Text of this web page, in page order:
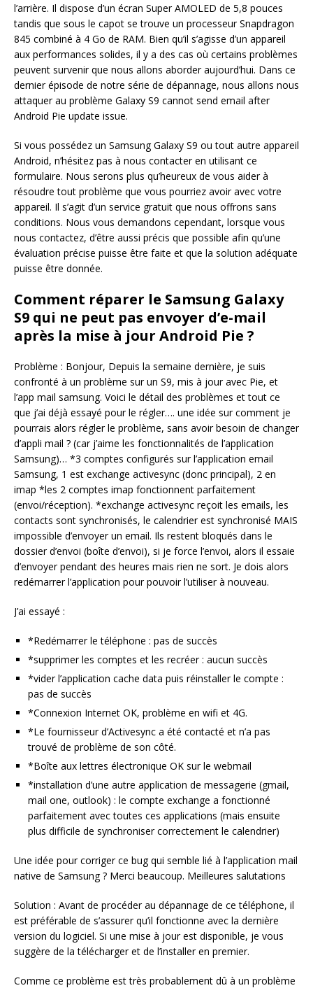
l’arrière. Il dispose d’un écran Super AMOLED de 5,8 pouces
tandis que sous le capot se trouve un processeur Snapdragon
845 combiné à 4 Go de RAM. Bien qu’il s’agisse d’un appareil
aux performances solides, il y a des cas où certains problèmes
peuvent survenir que nous allons aborder aujourd’hui. Dans ce
dernier épisode de notre série de dépannage, nous allons nous
attaquer au problème Galaxy S9 cannot send email after
Android Pie update issue.
Si vous possédez un Samsung Galaxy S9 ou tout autre appareil
Android, n’hésitez pas à nous contacter en utilisant ce
formulaire. Nous serons plus qu’heureux de vous aider à
résoudre tout problème que vous pourriez avoir avec votre
appareil. Il s’agit d’un service gratuit que nous offrons sans
conditions. Nous vous demandons cependant, lorsque vous
nous contactez, d’être aussi précis que possible afin qu’une
évaluation précise puisse être faite et que la solution adéquate
puisse être donnée.
Comment réparer le Samsung Galaxy
S9 qui ne peut pas envoyer d’e-mail
après la mise à jour Android Pie ?
Problème : Bonjour, Depuis la semaine dernière, je suis
confronté à un problème sur un S9, mis à jour avec Pie, et
l’app mail samsung. Voici le détail des problèmes et tout ce
que j’ai déjà essayé pour le régler…. une idée sur comment je
pourrais alors régler le problème, sans avoir besoin de changer
d’appli mail ? (car j’aime les fonctionnalités de l’application
Samsung)… *3 comptes configurés sur l’application email
Samsung, 1 est exchange activesync (donc principal), 2 en
imap *les 2 comptes imap fonctionnent parfaitement
(envoi/réception). *exchange activesync reçoit les emails, les
contacts sont synchronisés, le calendrier est synchronisé MAIS
impossible d’envoyer un email. Ils restent bloqués dans le
dossier d’envoi (boîte d’envoi), si je force l’envoi, alors il essaie
d’envoyer pendant des heures mais rien ne sort. Je dois alors
redémarrer l’application pour pouvoir l’utiliser à nouveau.
J’ai essayé :
*Redémarrer le téléphone : pas de succès
*supprimer les comptes et les recréer : aucun succès
*vider l’application cache data puis réinstaller le compte :
pas de succès
*Connexion Internet OK, problème en wifi et 4G.
*Le fournisseur d’Activesync a été contacté et n’a pas
trouvé de problème de son côté.
*Boîte aux lettres électronique OK sur le webmail
*installation d’une autre application de messagerie (gmail,
mail one, outlook) : le compte exchange a fonctionné
parfaitement avec toutes ces applications (mais ensuite
plus difficile de synchroniser correctement le calendrier)
Une idée pour corriger ce bug qui semble lié à l’application mail
native de Samsung ? Merci beaucoup. Meilleures salutations
Solution : Avant de procéder au dépannage de ce téléphone, il
est préférable de s’assurer qu’il fonctionne avec la dernière
version du logiciel. Si une mise à jour est disponible, je vous
suggère de la télécharger et de l’installer en premier.
Comme ce problème est très probablement dû à un problème